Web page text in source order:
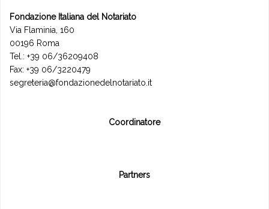
Fondazione Italiana del Notariato
Via Flaminia, 160
00196 Roma
Tel.: +39 06/36209408
Fax: +39 06/3220479
segreteria@fondazionedelnotariato.it
Coordinatore
Partners